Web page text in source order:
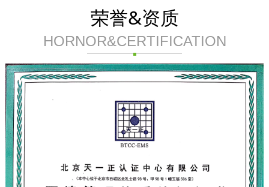
荣誉&资质
HORNOR&CERTIFICATION